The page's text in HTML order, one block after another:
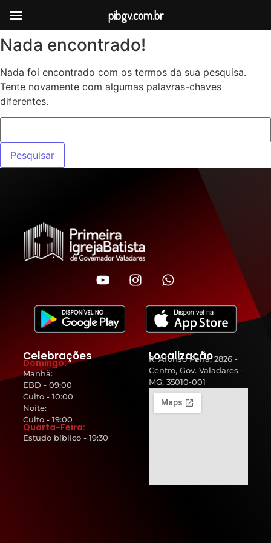
Nada encontrado!
Nada foi encontrado com os termos da sua pesquisa.
Tente novamente com algumas palavras-chaves
diferentes.
Celebrações
Domingo:
Manhã:
EBD - 09:00
Culto - 10:00
Noite:
Culto - 19:00
Quarta-Feira:
Estudo bíblico - 19:30
Localização
R. Afonso Pena, 2826 -
Centro, Gov. Valadares -
MG, 35010-001
pibgv.com.br